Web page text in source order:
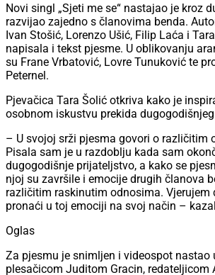
Novi singl „Sjeti me se“ nastajao je kroz
razvijao zajedno s članovima benda.
Ivan Stošić, Lorenzo Ušić, Filip Laća i
napisala i tekst pjesme. U oblikovanju
su Frane Vrbatović, Lovre Tunuković te
Peternel.
Pjevačica Tara Šolić otkriva kako je
osobnom iskustvu prekida
– U svojoj srži pjesma govori o različitim
Pisala sam je u razdoblju kada sam
dugogodišnje prijateljstvo, a kako se
njoj su završile i emocije drugih članova
različitim raskinutim odnosima. Vjerujem
pronaći u toj emociji na svoj način –
Oglas
Za pjesmu je snimljen i videospot nastao
plesačicom Juditom Gracin, redateljicom